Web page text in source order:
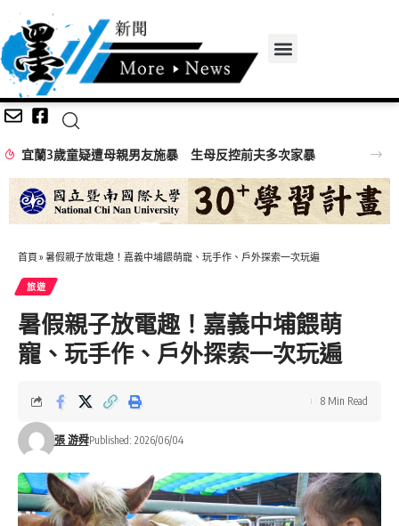
嘉義無人機競賽登場 73隊挑戰穿越賽與無人機足球
首頁 » 暑假親子放電趣！嘉義中埔餵萌寵、玩手作、戶外探索一次玩遍
旅遊
暑假親子放電趣！嘉義中埔餵萌
寵、玩手作、戶外探索一次玩遍
張 游舜Published: 2026/06/04
8 Min Read